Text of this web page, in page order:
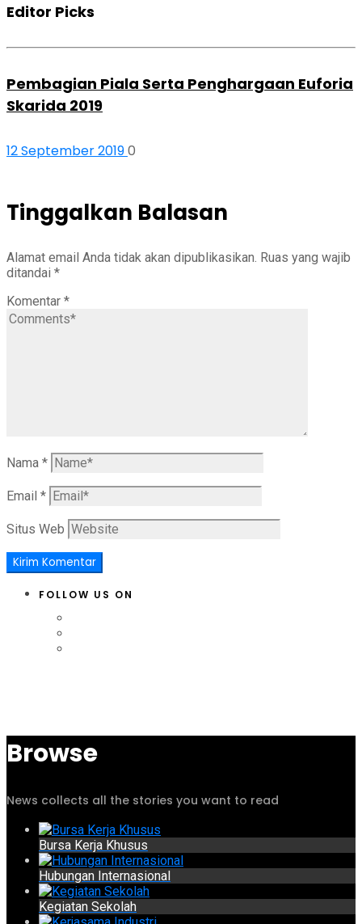
Editor Picks
Pembagian Piala Serta Penghargaan Euforia
Skarida 2019
12 September 20190
Tinggalkan Balasan
Alamat email Anda tidak akan dipublikasikan. Ruas yang wajib
ditandai *
Komentar *
Nama *
Email *
Situs Web
FOLLOW US ON
Browse
News collects all the stories you want to read
Bursa Kerja Khusus
Hubungan Internasional
Kegiatan Sekolah